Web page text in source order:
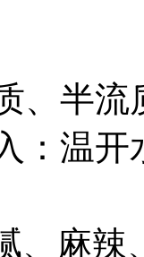
、半
：温
、麻